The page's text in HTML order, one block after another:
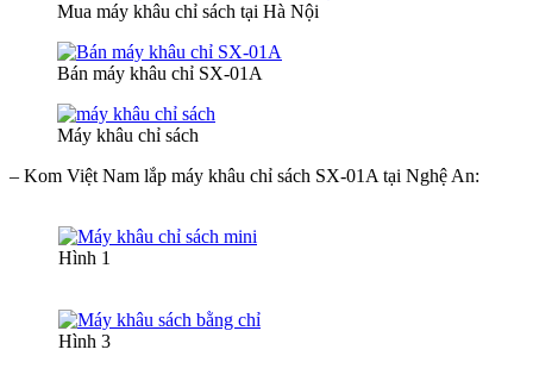
Mua máy khâu chỉ sách tại Hà Nội
Bán máy khâu chỉ SX-01A
Máy khâu chỉ sách
– Kom Việt Nam lắp máy khâu chỉ sách SX-01A tại Nghệ An:
Hình 1
Hình 3